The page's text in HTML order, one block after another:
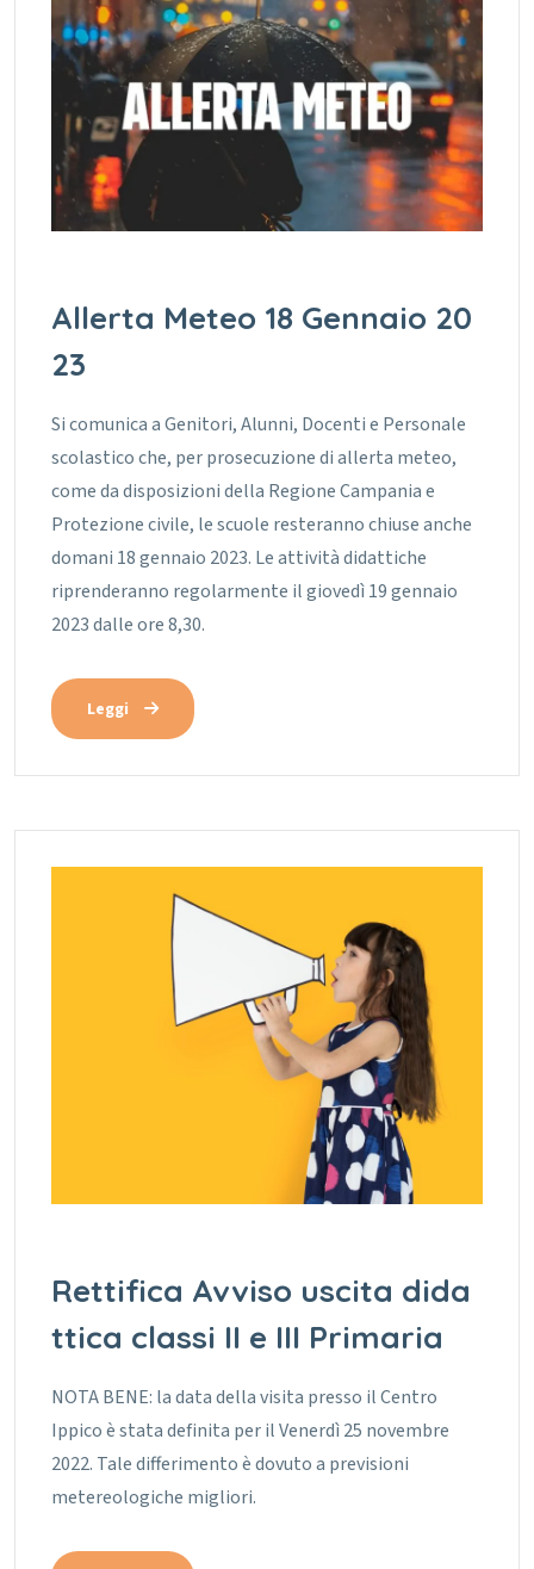
Allerta Meteo 18 Gennaio 20
23
Si comunica a Genitori, Alunni, Docenti e Personale
scolastico che, per prosecuzione di allerta meteo,
come da disposizioni della Regione Campania e
Protezione civile, le scuole resteranno chiuse anche
domani 18 gennaio 2023. Le attività didattiche
riprenderanno regolarmente il giovedì 19 gennaio
2023 dalle ore 8,30.
Leggi
Rettifica Avviso uscita dida
ttica classi II e III Primaria
NOTA BENE: la data della visita presso il Centro
Ippico è stata definita per il Venerdì 25 novembre
2022. Tale differimento è dovuto a previsioni
metereologiche migliori.